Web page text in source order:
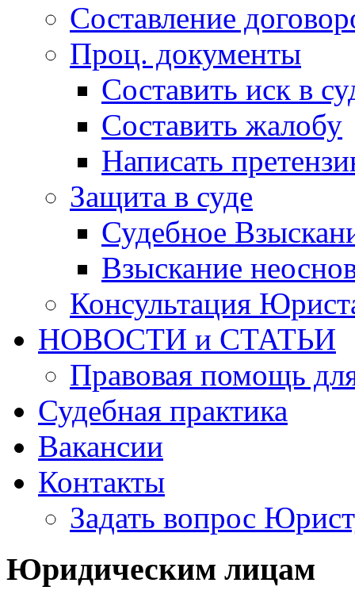
Составление
Проц. документы
Составить иск в
Составить жалобу
Написать
Защита в суде
Судебное
Взыскание
Консультация
НОВОСТИ и СТАТЬИ
Правовая помощь
Судебная практика
Вакансии
Контакты
Задать вопрос
Юридическим лицам